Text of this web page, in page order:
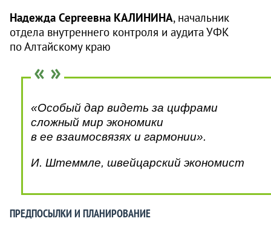
Надежда Сергеевна КАЛИНИНА, начальник
отдела внутреннего контроля и аудита УФК
по Алтайскому краю
«Особый дар видеть за цифрами
сложный мир экономики
в ее взаимосвязях и гармонии».
И. Штеммле, швейцарский экономист
ПРЕДПОСЫЛКИ И ПЛАНИРОВАНИЕ